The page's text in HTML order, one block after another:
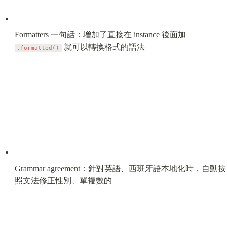
.formatted() 就可以轉換格式的語法
Grammar agreement：針對英語、西班牙語本地化時，自動按
照文法修正性別、單複數的